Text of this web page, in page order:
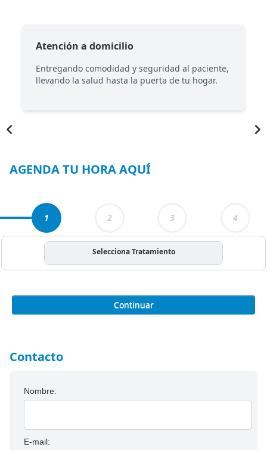
Atención a domicilio
Entregando comodidad y seguridad al paciente,
llevando la salud hasta la puerta de tu hogar.
AGENDA TU HORA AQUÍ
1 2 3 4
Selecciona Tratamiento
Continuar
Contacto
Nombre:
E-mail: